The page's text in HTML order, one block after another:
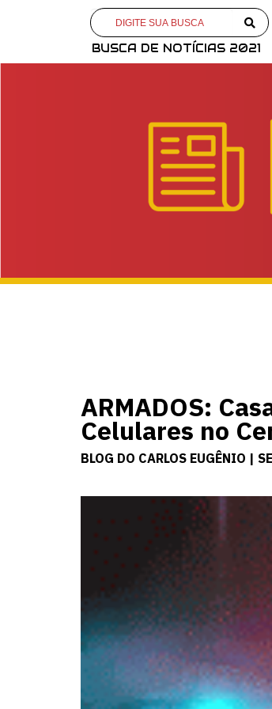
BUSCA DE NOTÍCIAS 2021
ARMADOS:
Celulares no
BLOG DO CARLOS EUGÊNIO |